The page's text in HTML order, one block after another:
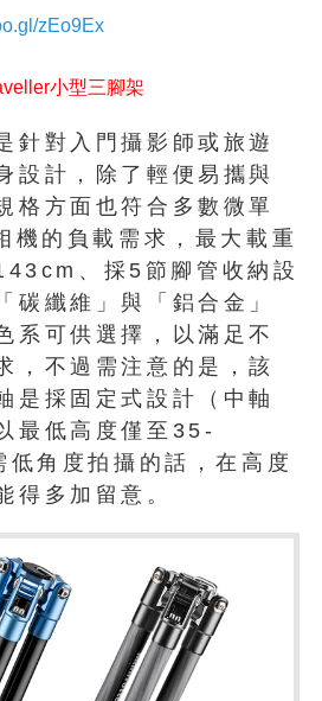
zEo9Ex
小型三腳架
針對入門攝影師或旅遊
設計，除了輕便易攜與
格方面也符合多數微單
機的負載需求，最大載重
、採5節腳管收納設
碳纖維」與「鋁合金」
系可供選擇，以滿足不
，不過需注意的是，該
是採固定式設計（中軸
最低高度僅至35-
角度拍攝的話，在高度
得多加留意。